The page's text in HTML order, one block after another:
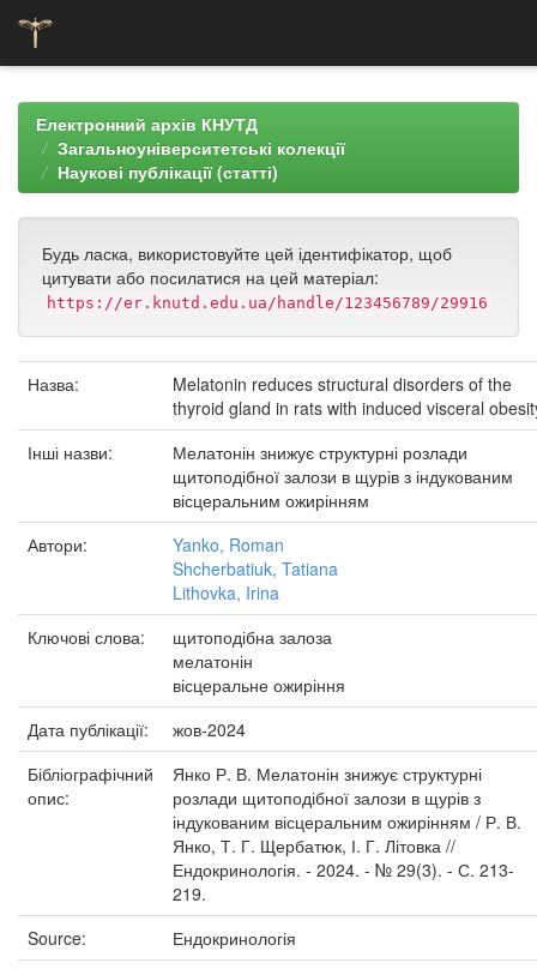
navigationЕлектронний архів КНУТД
Загальноуніверситетські колекції
Наукові публікації (статті)
Будь ласка, використовуйте цей ідентифікатор, щоб
цитувати або посилатися на цей матеріал:
https://er.knutd.edu.ua/handle/123456789/29916
Назва:
Melatonin reduces structural disorders of the
thyroid gland in rats with induced visceral
Інші назви:
Мелатонін знижує структурні розлади
щитоподібної залози в щурів з індукованим
вісцеральним ожирінням
Автори:
Yanko, Roman
Shcherbatiuk, Tatiana
Lithovka, Irina
Ключові слова:
щитоподібна залоза
мелатонін
вісцеральне ожиріння
Дата публікації:
жов-2024
Бібліографічний
опис:
Янко Р. В. Мелатонін знижує структурні
розлади щитоподібної залози в щурів з
індукованим вісцеральним ожирінням / Р. В.
Янко, Т. Г. Щербатюк, І. Г. Літовка //
Ендокринологія. - 2024. - № 29(3). - С. 213-
219.
Source:
Ендокринологія